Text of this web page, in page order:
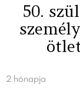
50.
2 hónapja